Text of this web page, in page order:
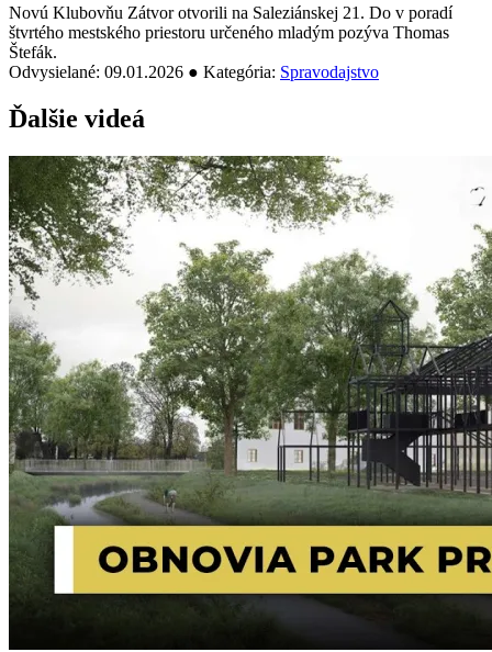
Novú Klubovňu Zátvor otvorili na Saleziánskej 21. Do v poradí
štvrtého mestského priestoru určeného mladým pozýva Thomas
Štefák.
Odvysielané: 09.01.2026 ● Kategória: Spravodajstvo
Ďalšie videá